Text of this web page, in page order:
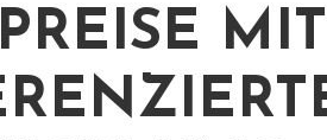
MIT